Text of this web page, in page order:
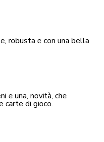
robusta e con una bella
e una, novità, che
carte di gioco.